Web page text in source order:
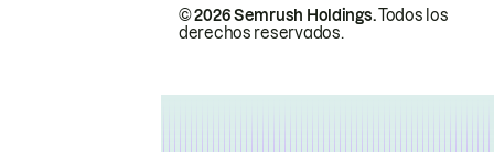
© 2026 Semrush Holdings.Todos los
derechos reservados.